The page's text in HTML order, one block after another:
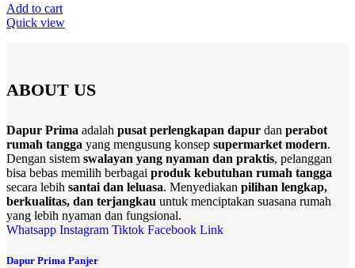
Add to cart
Quick view
ABOUT US
Dapur Prima adalah pusat perlengkapan dapur dan perabot
rumah tangga yang mengusung konsep supermarket modern.
Dengan sistem swalayan yang nyaman dan praktis, pelanggan
bisa bebas memilih berbagai produk kebutuhan rumah tangga
secara lebih santai dan leluasa. Menyediakan pilihan lengkap,
berkualitas, dan terjangkau untuk menciptakan suasana rumah
yang lebih nyaman dan fungsional.
Whatsapp Instagram Tiktok Facebook Link
Dapur Prima Panjer